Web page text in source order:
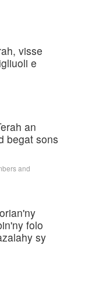
visse
e
an
begat sons
and
folo
sy